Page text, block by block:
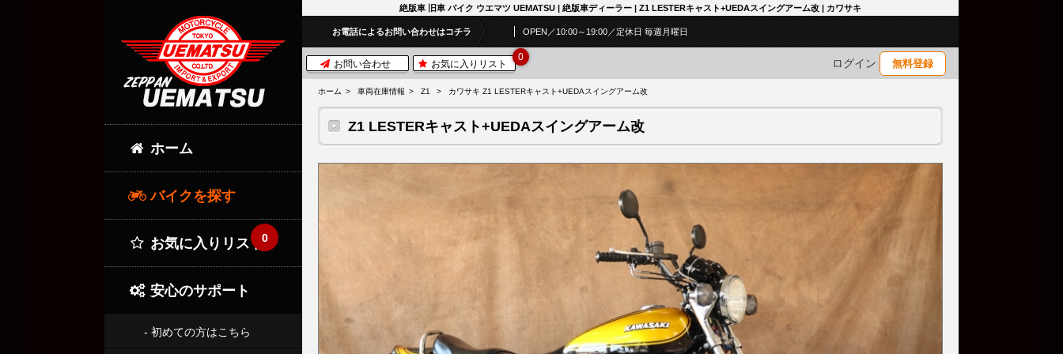
絶版車 旧車 バイク ウエマツ UEMATSU | 絶版車ディーラー | Z1 LESTERキャスト+UEDAスイングアーム改 | カワサキ
お電話によるお問い合わせはコチラ OPEN／10:00～19:00／定休日 毎週月曜日
お問い合わせ お気に入りリスト
0 ログイン 無料登録
ホーム 車両在庫情報 Z1 カワサキ Z1 LESTERキャスト+UEDAスイングアーム改
Z1 LESTERキャスト+UEDAスイングアーム改
ホーム
バイクを探す
お気に入りリスト0
安心のサポート
- 初めての方はこちら